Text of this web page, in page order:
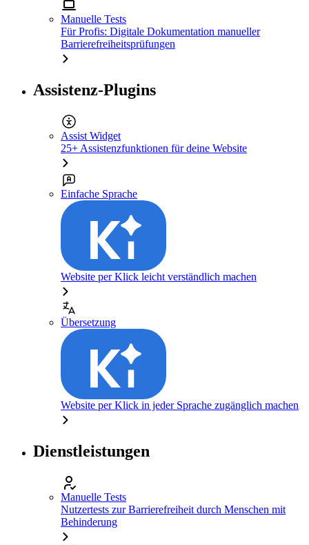
Manuelle Tests
Für Profis: Digitale Dokumentation manueller
Barrierefreiheitsprüfungen
Assistenz-Plugins
Assist Widget
25+ Assistenzfunktionen für deine Website
Einfache Sprache
Website per Klick leicht verständlich machen
Übersetzung
Website per Klick in jeder Sprache zugänglich machen
Dienstleistungen
Manuelle Tests
Nutzertests zur Barrierefreiheit durch Menschen mit
Behinderung